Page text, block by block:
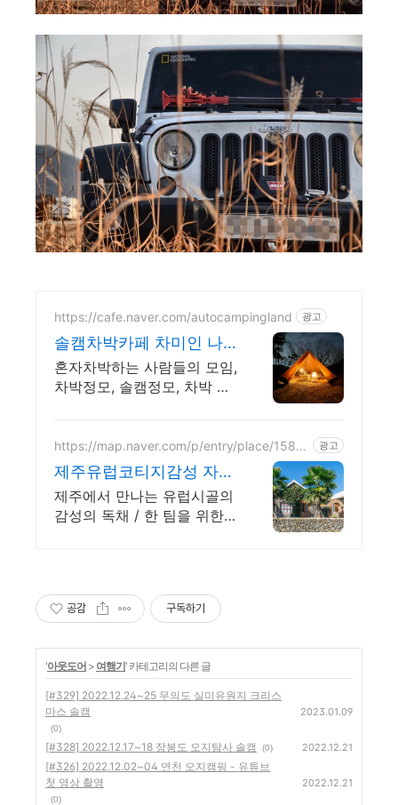
https://cafe.naver.com/autocampingland 광고
솔캠차박카페 차미인 나
홀로캠핑모임
혼자차박하는 사람들의 모임,
차박정모, 솔캠정모, 차박 정
https://map.naver.com/p/entry/place/1589
광고
제주유럽코티지감성 자쿠
지독채 프라이빗 제주여
행, 유럽감성
제주에서 만나는 유럽시골의
감성의 독채 / 한 팀을 위한
빗 자쿠지와 전용온실바베큐
공감 구독하기
'아웃도어 > 여행기' 카테고리의 다른 글
[#329] 2022.12.24~25 무의도 실미유원지 크리스
마스 솔캠
(0)
2023.01.09
[#328] 2022.12.17~18 장봉도 오지탐사 솔캠 (0) 2022.12.21
[#326] 2022.12.02~04 연천 오지캠핑 - 유튜브
첫 영상 촬영
(0)
2022.12.21